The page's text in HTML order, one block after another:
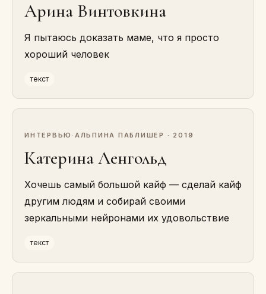
Арина Винтовкина
Я пытаюсь доказать маме, что я просто
хороший человек
текст
ИНТЕРВЬЮ · АЛЬПИНА ПАБЛИШЕР · 2019
Катерина Ленгольд
Хочешь самый большой кайф — сделай кайф
другим людям и собирай своими
зеркальными нейронами их удовольствие
текст